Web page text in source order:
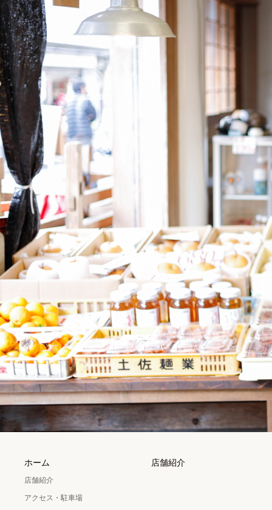
ホーム
店舗紹介
アクセス・駐車場
店舗紹介